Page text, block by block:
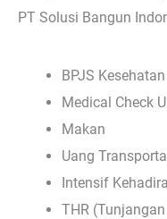
PT Solusi Bangun
BPJS
Medical Check
Makan
Uang
Intensif
THR